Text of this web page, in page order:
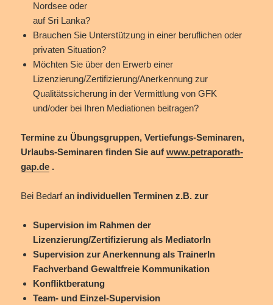
Nordsee oder
auf Sri Lanka?
Brauchen Sie Unterstützung in einer beruflichen oder
privaten Situation?
Möchten Sie über den Erwerb einer
Lizenzierung/Zertifizierung/Anerkennung zur
Qualitätssicherung in der Vermittlung von GFK
und/oder bei Ihren Mediationen beitragen?
Termine zu Übungsgruppen, Vertiefungs-Seminaren,
Urlaubs-Seminaren finden Sie aufwww.petraporath-
gap.de .
Bei Bedarf an individuellen Terminen z.B. zur
Supervision im Rahmen der
Lizenzierung/Zertifizierung als MediatorIn
Supervision zur Anerkennung als TrainerIn
Fachverband Gewaltfreie Kommunikation
Konfliktberatung
Team- und Einzel-Supervision